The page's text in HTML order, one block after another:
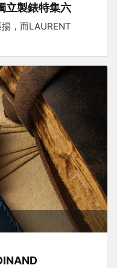
立製錶特集六
，而LAURENT